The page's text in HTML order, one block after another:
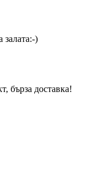
залата:-)
бърза доставка!